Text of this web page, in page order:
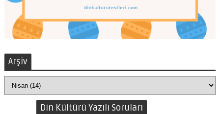
Arşiv
Din Kültürü Yazılı Soruları